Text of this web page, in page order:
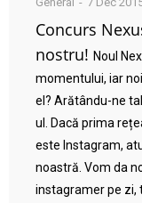
Concurs
nostru! Noul
momentului, iar
el? Arătându-ne
ul. Dacă prima
este Instagram,
noastră. Vom da
instagramer pe zi,